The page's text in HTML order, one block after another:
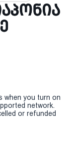
when you turn on
network.
or refunded